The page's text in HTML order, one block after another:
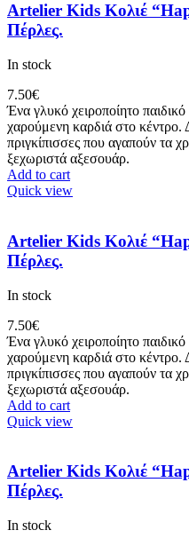
Artelier Kids Κολιέ
Πέρλες.
In stock
7.50€
Ένα γλυκό χειροποίητο
χαρούμενη καρδιά στο κέντρο.
πριγκίπισσες που αγαπούν τα
ξεχωριστά αξεσουάρ.
Add to cart
Quick view
Artelier Kids Κολιέ
Πέρλες.
In stock
7.50€
Ένα γλυκό χειροποίητο
χαρούμενη καρδιά στο κέντρο.
πριγκίπισσες που αγαπούν τα
ξεχωριστά αξεσουάρ.
Add to cart
Quick view
Artelier Kids Κολιέ
Πέρλες.
In stock